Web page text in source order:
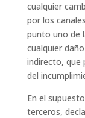
cualquier
por los
punto uno de
cualquier
indirecto, que
del
En el
terceros,